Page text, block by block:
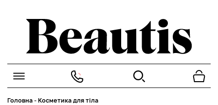
Головна-Косметика для тіла